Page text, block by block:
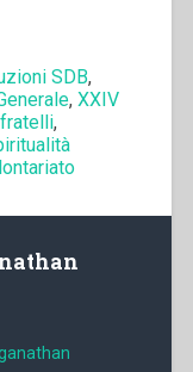
SDB,
, XXIV
,